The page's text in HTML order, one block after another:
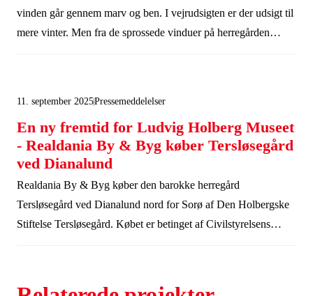
vinden går gennem marv og ben. I vejrudsigten er der udsigt til
mere vinter. Men fra de sprossede vinduer på herregården
skal indpasses i de fredede stuer fra 1700-tallet.
11. september 2025Pressemeddelelser
En ny fremtid for Ludvig Holberg Museet
- Realdania By & Byg køber Tersløsegård
ved Dianalund
Realdania By & Byg køber den barokke herregård
Tersløsegård ved Dianalund nord for Sorø af Den Holbergske
Stiftelse Tersløsegård. Købet er betinget af Civilstyrelsens